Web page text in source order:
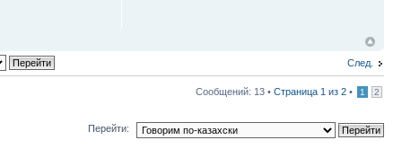
След.
Сообщений: 13 • Страница 1 из 2 • 1 2
Перейти: